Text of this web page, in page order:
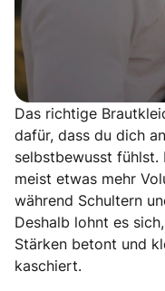
Das richtige
dafür, dass du dich
selbstbewusst
meist etwas mehr
während Schultern
Deshalb lohnt es
Stärken betont und
kaschiert.